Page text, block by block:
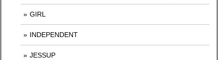
GIRL
INDEPENDENT
JESSUP